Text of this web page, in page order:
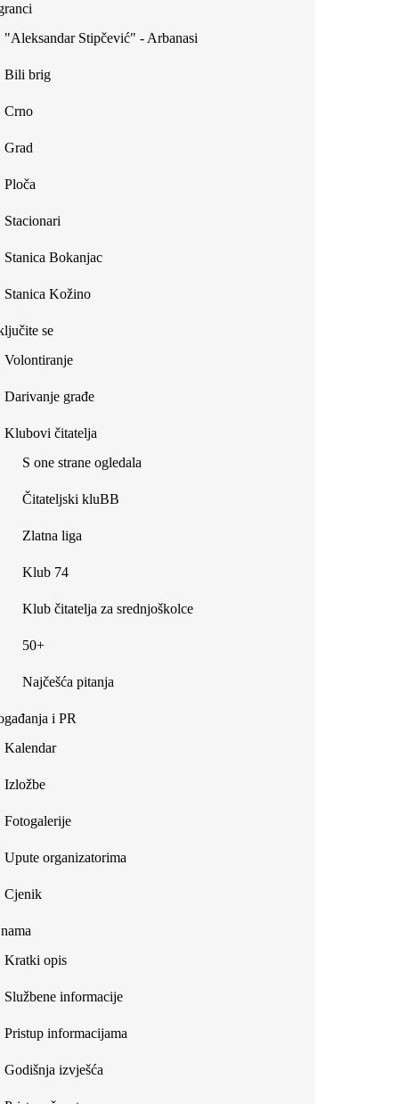
"Aleksandar Stipčević" - Arbanasi
Bili brig
Crno
Grad
Ploča
Stacionari
Stanica Bokanjac
Stanica Kožino
se
Volontiranje
Darivanje građe
Klubovi čitatelja
S one strane ogledala
Čitateljski kluBB
Zlatna liga
Klub 74
Klub čitatelja za srednjoškolce
50+
Najčešća pitanja
i PR
Kalendar
Izložbe
Fotogalerije
Upute organizatorima
Cjenik
Kratki opis
Službene informacije
Pristup informacijama
Godišnja izvješća